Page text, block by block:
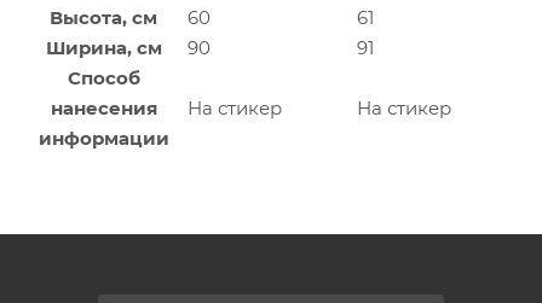
Высота, см
60
61
Ширина, см
90
91
Способ
нанесения
информации
На стикер На стикер